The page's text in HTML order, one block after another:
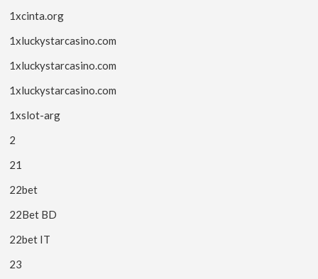
1xcinta.org
1xluckystarcasino.com
1xluckystarcasino.com
1xluckystarcasino.com
1xslot-arg
2
21
22bet
22Bet BD
22bet IT
23